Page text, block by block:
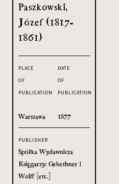
Paszkowski,
Józef (1817-
1861)
PLACE
OF
PUBLICATION
Warszawa
DATE
OF
PUBLICATION
1877
PUBLISHER
Spółka Wydawnicza
Księgarzy: Gebethner i
Wolff [etc.]